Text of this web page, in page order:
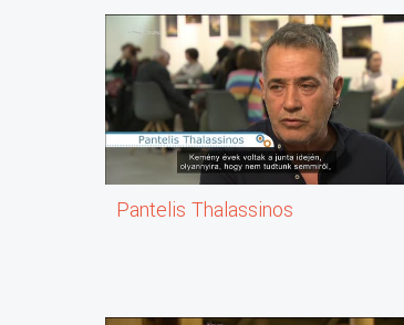
Pantelis Thalassinos